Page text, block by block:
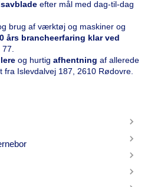
efter mål med dag-til-dag
brug af værktøj og maskiner og
års brancheerfaring klar ved
77
og hurtig afhentning af allerede
fra Islevdalvej 187, 2610 Rødovre.